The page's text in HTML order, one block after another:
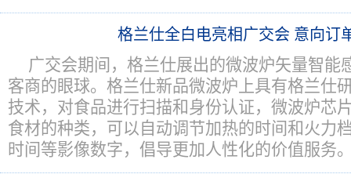
格兰仕全白电亮相广交会 意向订
广交会期间，格兰仕展出的微波炉矢量智能
客商的眼球。格兰仕新品微波炉上具有格兰仕
技术，对食品进行扫描和身份认证，微波炉芯
食材的种类，可以自动调节加热的时间和火力
时间等影像数字，倡导更加人性化的价值服务